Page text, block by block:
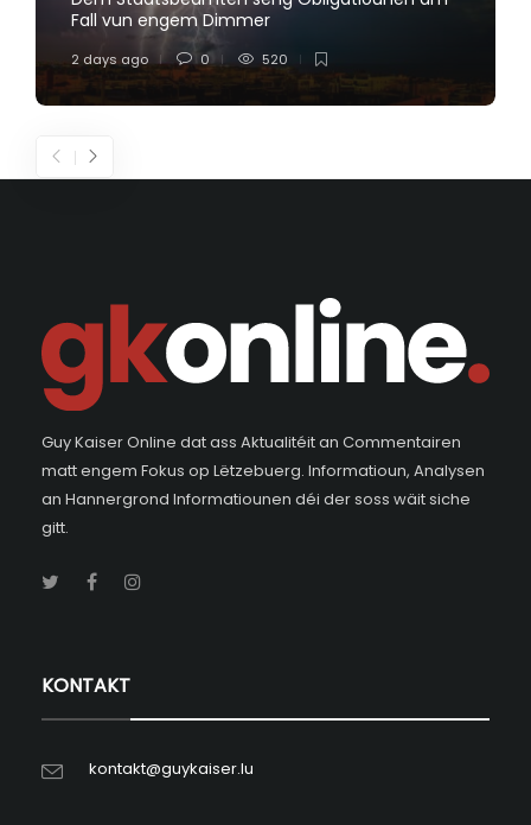
Fall vun engem Dimmer
2 days ago 0 520
Guy Kaiser Online dat ass Aktualitéit an Commentairen
matt engem Fokus op Lëtzebuerg. Informatioun, Analysen
an Hannergrond Informatiounen déi der soss wäit siche
gitt.
KONTAKT
kontakt@guykaiser.lu